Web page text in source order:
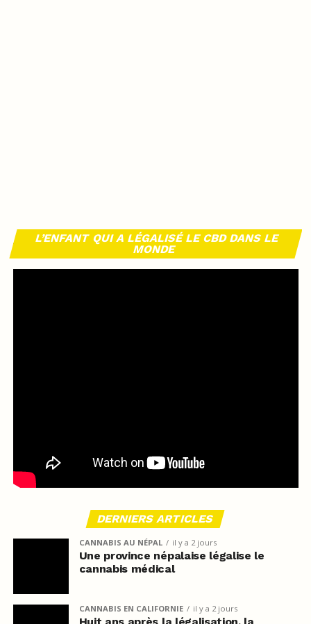
L’ENFANT QUI A LÉGALISÉ LE CBD DANS LE
MONDE
DERNIERS ARTICLES
CANNABIS AU NÉPAL il y a 2 jours
Une province népalaise légalise le
cannabis médical
CANNABIS EN CALIFORNIE il y a 2 jours